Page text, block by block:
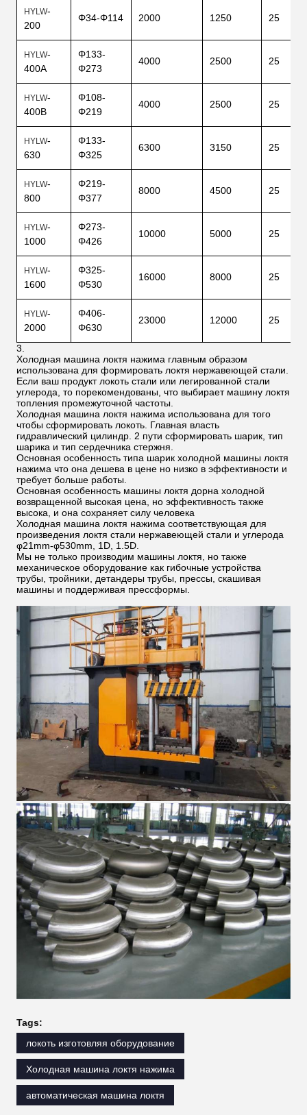
HYLW-
200
Φ34-Φ114 2000 1250 25
HYLW-
400A
Φ133-
Φ273
4000 2500 25
HYLW-
400B
Φ108-
Φ219
4000 2500 25
HYLW-
630
Φ133-
Φ325
6300 3150 25
HYLW-
800
Φ219-
Φ377
8000 4500 25
HYLW-
1000
Φ273-
Φ426
10000 5000 25
HYLW-
1600
Φ325-
Φ530
16000 8000 25
HYLW-
2000
Φ406-
Φ630
23000 12000 25
3.
Холодная машина локтя нажима главным образом
использована для формировать локтя нержавеющей стали.
Если ваш продукт локоть стали или легированной стали
углерода, то порекомендованы, что выбирает машину локтя
топления промежуточной частоты.
Холодная машина локтя нажима использована для того
чтобы сформировать локоть. Главная власть
гидравлический цилиндр. 2 пути сформировать шарик, тип
шарика и тип сердечника стержня.
Основная особенность типа шарик холодной машины локтя
нажима что она дешева в цене но низко в эффективности и
требует больше работы.
Основная особенность машины локтя дорна холодной
возвращенной высокая цена, но эффективность также
высока, и она сохраняет силу человека
Холодная машина локтя нажима соответствующая для
произведения локтя стали нержавеющей стали и углерода
φ21mm-φ530mm, 1D, 1.5D.
Мы не только производим машины локтя, но также
механическое оборудование как гибочные устройства
трубы, тройники, детандеры трубы, прессы, скашивая
машины и поддерживая прессформы.
Tags:
локоть изготовляя оборудование
Холодная машина локтя нажима
автоматическая машина локтя